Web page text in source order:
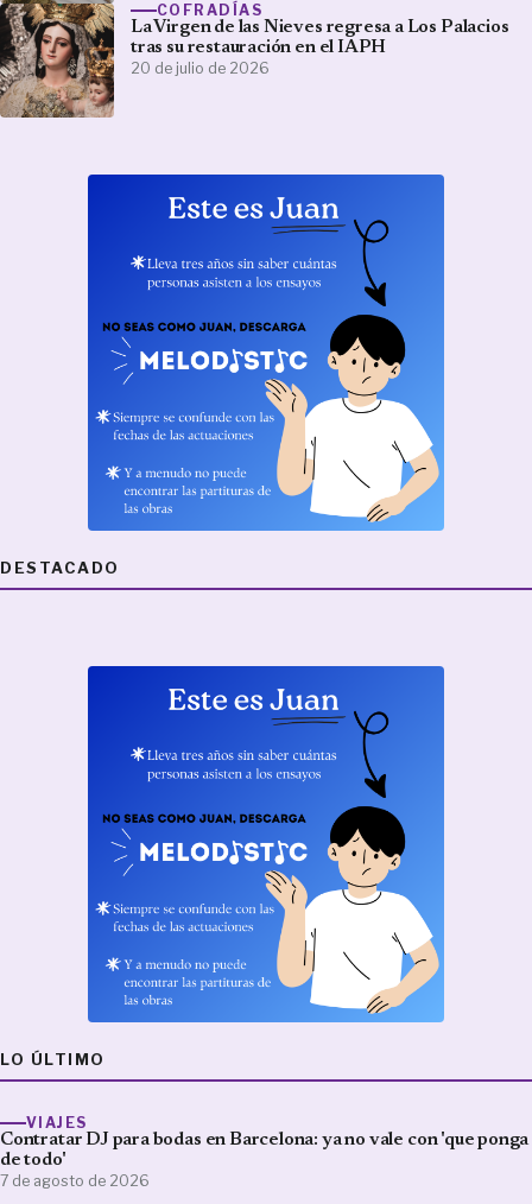
COFRADÍAS
La Virgen de las Nieves regresa a Los Palacios
tras su restauración en el IAPH
20 de julio de 2026
DESTACADO
LO ÚLTIMO
VIAJES
Contratar DJ para bodas en Barcelona: ya no vale con 'que ponga
de todo'
7 de agosto de 2026